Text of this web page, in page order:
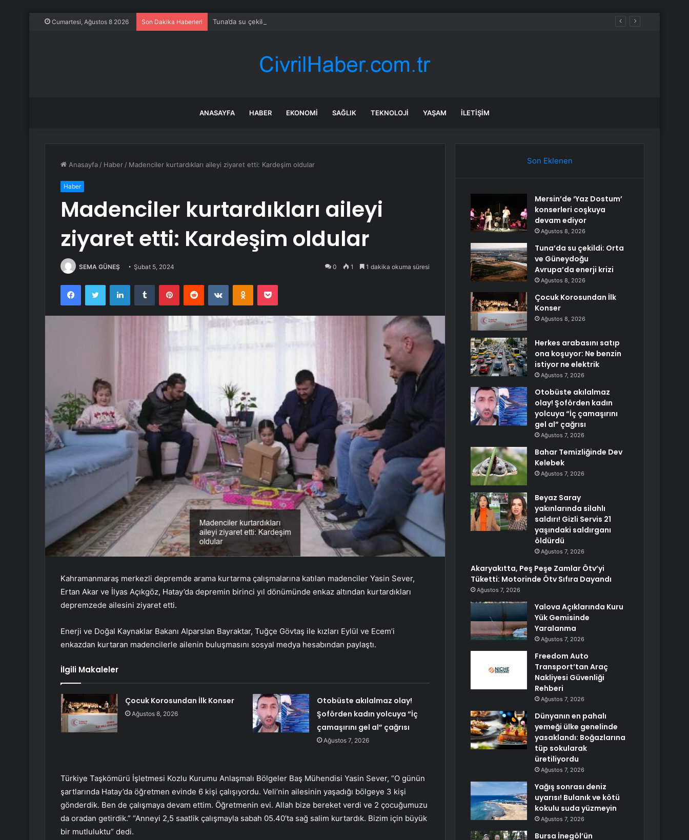
Cumartesi, Ağustos 8 2026 Son Dakika Haberleri Tuna’da su çekildi: Orta ve Güneydoğu Avrupa’da enerji krizi
ANASAYFA HABER EKONOMI SAĞLIK TEKNOLOJI YAŞAM İLETIŞIM
Anasayfa / Haber / Madenciler kurtardıkları aileyi ziyaret etti: Kardeşim oldular
Haber
Madenciler kurtardıkları aileyi
ziyaret etti: Kardeşim oldular
SEMA GÜNEŞ Şubat 5, 2024 0 1 1 dakika okuma süresi
FacebookTwitter LinkedInTumblr PinterestReddit VKontakteOdnoklassniki
Pocket
Kahramanmaraş merkezli depremde arama kurtarma çalışmalarına katılan madenciler Yasin Sever,
Ertan Akar ve İlyas Açıkgöz, Hatay’da depremin birinci yıl dönümünde enkaz altından kurtardıkları
depremzede ailesini ziyaret etti.
Enerji ve Doğal Kaynaklar Bakanı Alparslan Bayraktar, Tuğçe Gövtaş ile kızları Eylül ve Ecem’i
enkazdan kurtaran madencilerle ailenin buluşmasını sosyal medya hesabından paylaştı.
İlgili Makaleler
Çocuk Korosundan İlk Konser
Ağustos 8, 2026
Otobüste akılalmaz olay!
Şoförden kadın yolcuya “İç
çamaşırını gel al” çağrısı
Ağustos 7, 2026
Türkiye Taşkömürü İşletmesi Kozlu Kurumu Anlaşmalı Bölgeler Baş Mühendisi Yasin Sever, “O günün
şartlarında Hatay’da öğretmen evinde 6 kişi çalışıyordu. Veli’nin ailesinin yaşadığı bölgeye 3 kişi
gönderdik. Ben de çalışmaya devam ettim. Öğretmenin evi. Allah bize bereket verdi ve 2 çocuğumuzu
da oradan getirdik.” “Anneyi 2,5 saatlik çalışmayla sabah 05.40’ta sağ salim kurtardık. Bizim için büyük
bir mutluluktu” dedi.
Son Eklenen
Mersin’de ‘Yaz Dostum’
konserleri coşkuya
devam ediyor
Ağustos 8, 2026
Tuna’da su çekildi: Orta
ve Güneydoğu
Avrupa’da enerji krizi
Ağustos 8, 2026
Çocuk Korosundan İlk
Konser
Ağustos 8, 2026
Herkes arabasını satıp
ona koşuyor: Ne benzin
istiyor ne elektrik
Ağustos 7, 2026
Otobüste akılalmaz
olay! Şoförden kadın
yolcuya “İç çamaşırını
gel al” çağrısı
Ağustos 7, 2026
Bahar Temizliğinde Dev
Kelebek
Ağustos 7, 2026
Beyaz Saray
yakınlarında silahlı
saldırı! Gizli Servis 21
yaşındaki saldırganı
öldürdü
Ağustos 7, 2026
Akaryakıtta, Peş Peşe Zamlar Ötv’yi
Tüketti: Motorinde Ötv Sıfıra Dayandı
Ağustos 7, 2026
Yalova Açıklarında Kuru
Yük Gemisinde
Yaralanma
Ağustos 7, 2026
Freedom Auto
Transport’tan Araç
Nakliyesi Güvenliği
Rehberi
Ağustos 7, 2026
Dünyanın en pahalı
yemeği ülke genelinde
yasaklandı: Boğazlarına
tüp sokularak
üretiliyordu
Ağustos 7, 2026
Yağış sonrası deniz
uyarısı! Bulanık ve kötü
kokulu suda yüzmeyin
Ağustos 7, 2026
Bursa İnegöl’ün